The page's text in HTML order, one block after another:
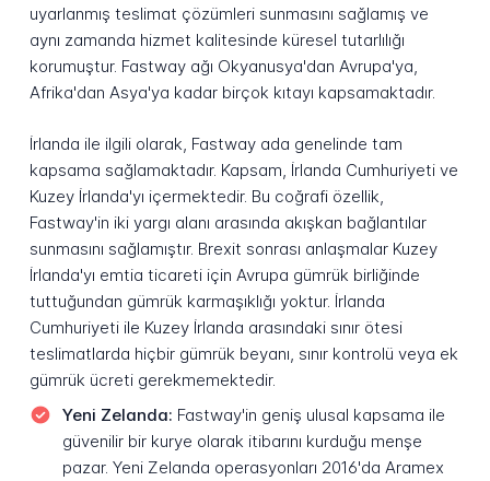
uyarlanmış teslimat çözümleri sunmasını sağlamış ve
aynı zamanda hizmet kalitesinde küresel tutarlılığı
korumuştur. Fastway ağı Okyanusya'dan Avrupa'ya,
Afrika'dan Asya'ya kadar birçok kıtayı kapsamaktadır.
İrlanda ile ilgili olarak, Fastway ada genelinde tam
kapsama sağlamaktadır. Kapsam, İrlanda Cumhuriyeti ve
Kuzey İrlanda'yı içermektedir. Bu coğrafi özellik,
Fastway'in iki yargı alanı arasında akışkan bağlantılar
sunmasını sağlamıştır. Brexit sonrası anlaşmalar Kuzey
İrlanda'yı emtia ticareti için Avrupa gümrük birliğinde
tuttuğundan gümrük karmaşıklığı yoktur. İrlanda
Cumhuriyeti ile Kuzey İrlanda arasındaki sınır ötesi
teslimatlarda hiçbir gümrük beyanı, sınır kontrolü veya ek
gümrük ücreti gerekmemektedir.
Yeni Zelanda: Fastway'in geniş ulusal kapsama ile
güvenilir bir kurye olarak itibarını kurduğu menşe
pazar. Yeni Zelanda operasyonları 2016'da Aramex